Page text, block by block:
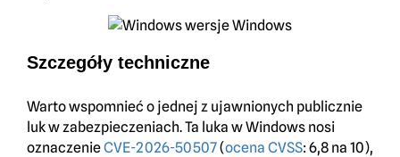
Szczegóły techniczne
Warto wspomnieć o jednej z ujawnionych publicznie
luk w zabezpieczeniach. Ta luka w Windows nosi
oznaczenieCVE-2026-50507(ocena CVSS: 6,8 na 10),